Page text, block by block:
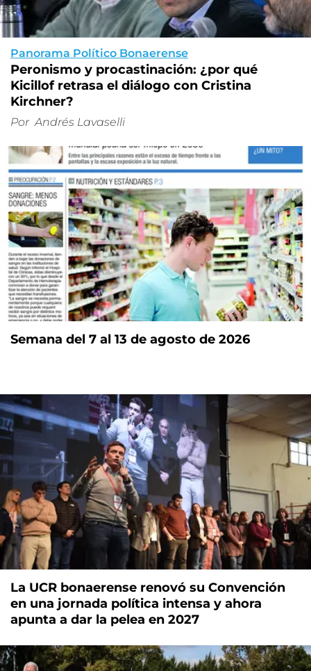
Panorama Político Bonaerense
Peronismo y procastinación: ¿por qué
Kicillof retrasa el diálogo con Cristina
Kirchner?
Por Andrés Lavaselli
Semana del 7 al 13 de agosto de 2026
La UCR bonaerense renovó su Convención
en una jornada política intensa y ahora
apunta a dar la pelea en 2027